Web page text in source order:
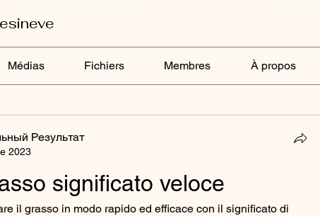
Médias Fichiers Membres À propos
Результат
2023
significato veloce
il grasso in modo rapido ed efficace con il significato di